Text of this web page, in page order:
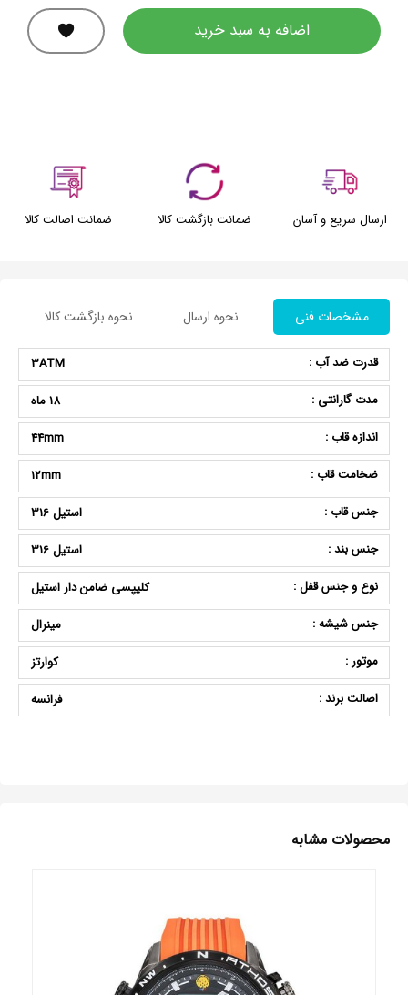
اضافه به سبد خرید
ارسال سریع و آسان ضمانت بازگشت کالا ضمانت اصالت کالا
مشخصات فنی نحوه ارسال نحوه بازگشت کالا
قدرت ضد آب :
3ATM
مدت گارانتی :
18 ماه
اندازه قاب :
44mm
ضخامت قاب :
12mm
جنس قاب :
استیل 316
جنس بند :
استیل 316
نوع و جنس قفل :
کلیپسی ضامن دار استیل
جنس شیشه :
مینرال
موتور :
کوارتز
اصالت برند :
فرانسه
محصولات مشابه